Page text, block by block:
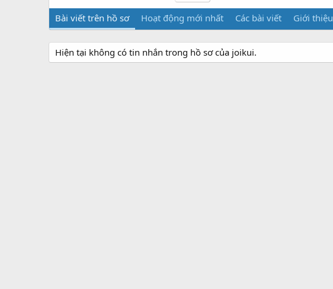
Bài viết trên hồ sơ Hoạt động mới nhất Các bài viết Giới thiệu
Hiện tại không có tin nhắn trong hồ sơ của joikui.